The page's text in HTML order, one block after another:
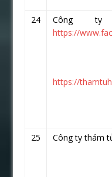
24
Công
https://
https://
25 Công ty thám